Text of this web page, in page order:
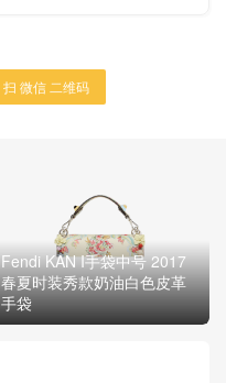
扫 微信 二维码
Fendi KAN I手袋中号 2017
春夏时装秀款奶油白色皮革
手袋